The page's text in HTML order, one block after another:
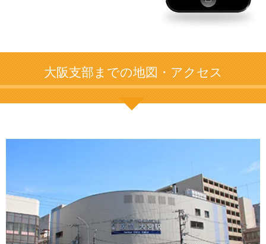
大阪支部までの地図・アクセス